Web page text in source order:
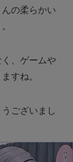
の柔らかい
、ゲームや
すね。
ございまし